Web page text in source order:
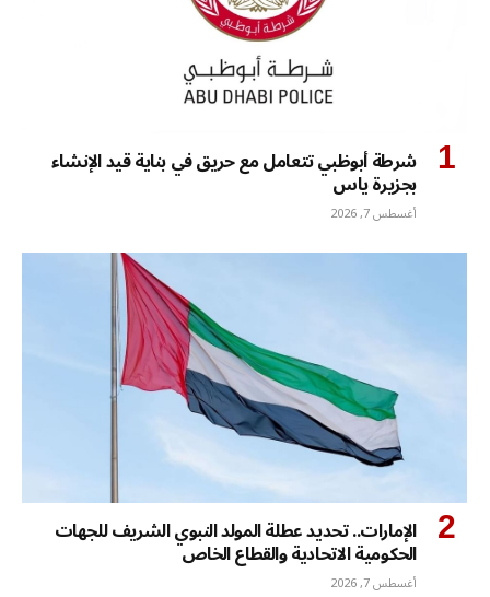
شرطة أبوظبي تتعامل مع حريق في بناية قيد الإنشاء
بجزيرة ياس
أغسطس 7, 2026
الإمارات.. تحديد عطلة المولد النبوي الشريف للجهات
الحكومية الاتحادية والقطاع الخاص
أغسطس 7, 2026